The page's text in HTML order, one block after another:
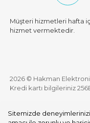
Sitemizde
Müşteri hizmetleri hafta
hizmet vermektedir.
2026 © Hakman Elektronik
Kredi kartı bilgileriniz